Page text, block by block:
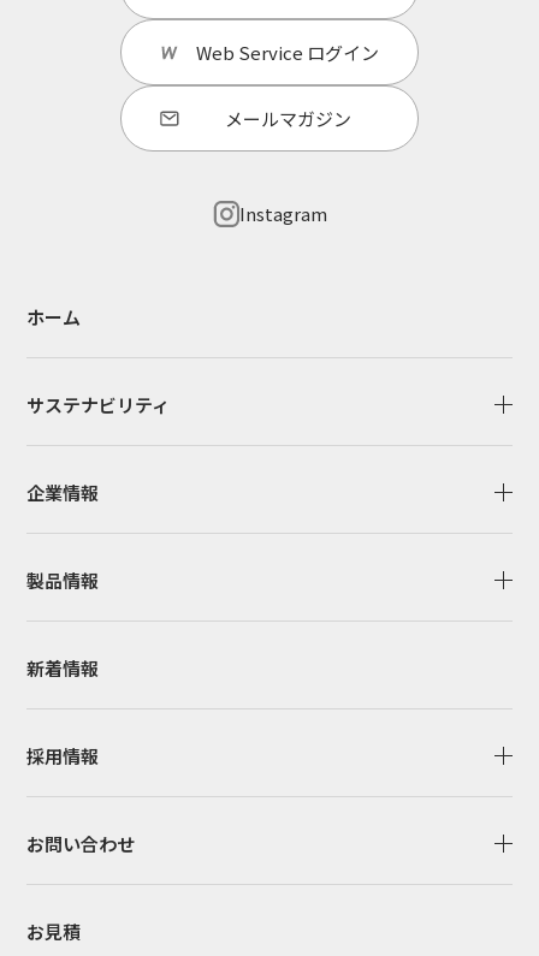
Web Service ログイン
メールマガジン
Instagram
ホーム
サステナビリティ
企業情報
製品情報
新着情報
採用情報
お問い合わせ
お見積